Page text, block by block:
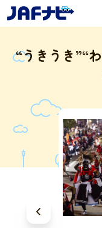
“うきうき”“